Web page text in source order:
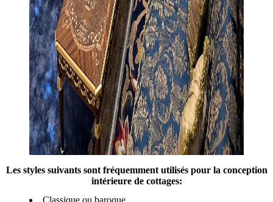
Les styles suivants sont fréquemment utilisés pour la conception
intérieure de cottages:
Classique ou baroque